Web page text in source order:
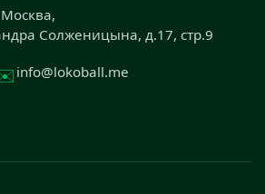
Солженицына, д.17, стр.9
info@lokoball.me